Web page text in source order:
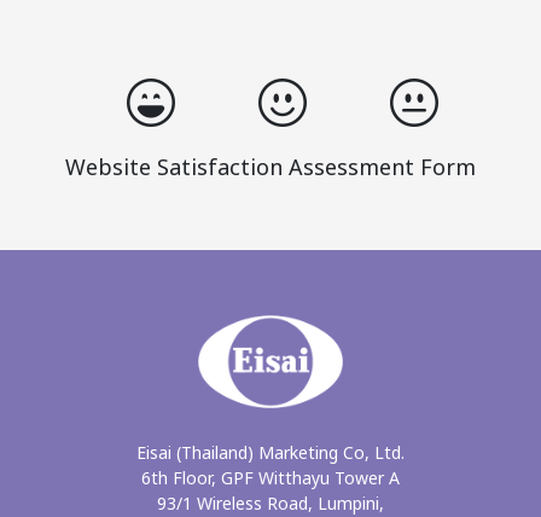
Website Satisfaction Assessment Form
Eisai (Thailand) Marketing Co, Ltd.
6th Floor, GPF Witthayu Tower A
93/1 Wireless Road, Lumpini,